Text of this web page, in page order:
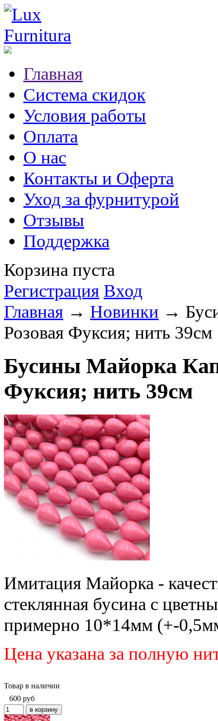
Главная
Система скидок
Условия работы
Оплата
О нас
Контакты и Оферта
Уход за фурнитурой
Отзывы
Поддержка
Корзина пуста
Регистрация Вход
Главная → Новинки →
Розовая Фуксия; нить 39см
Бусины Майорка
Фуксия; нить 39см
Имитация Майорка -
стеклянная бусина с
примерно 10*14мм (+-
Цена указана за полную
Товар в наличии
600 руб